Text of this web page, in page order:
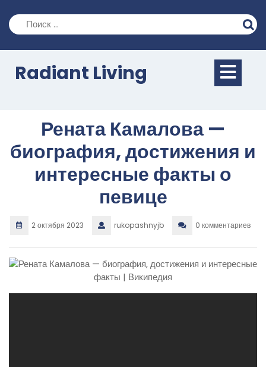
содержимому
Radiant Living
Рената Камалова —
биография, достижения и
интересные факты о
певице
2 октября 2023 rukopashnyjb 0 комментариев